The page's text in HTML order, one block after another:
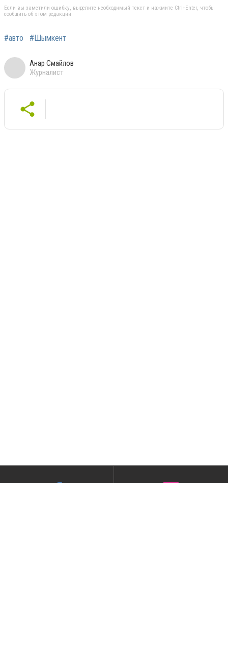
Если вы заметили ошибку, выделите необходимый текст и нажмите Ctrl+Enter, чтобы
сообщить об этом редакции
#авто #Шымкент
Анар Смайлов
Журналист